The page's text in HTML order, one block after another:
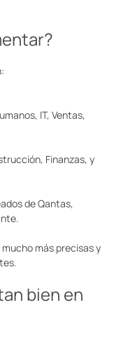
IT, Ventas,
Finanzas, y
de Qantas,
más precisas y
bien en